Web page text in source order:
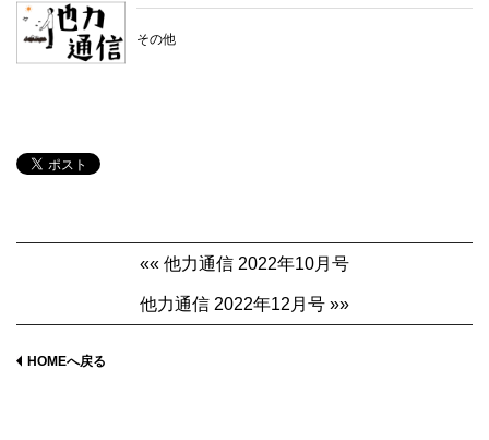
その他
«« 他力通信 2022年10月号
他力通信 2022年12月号 »»
HOMEへ戻る